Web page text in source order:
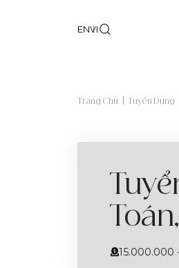
ENVI
Trang Chủ Tuyển Dụng
15.000.000